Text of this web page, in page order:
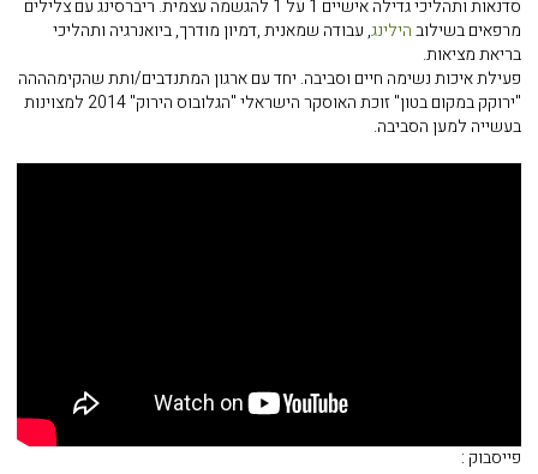
סדנאות ותהליכי גדילה אישיים 1 על 1 להגשמה עצמית. ריברסינג עם צלילים
מרפאים בשילובהילינג, עבודה שמאנית ,דמיון מודרך, ביואנרגיה ותהליכי
בריאת מציאות.
פעילת איכות נשימה חיים וסביבה. יחד עם ארגון המתנדבים/ותת שהקימהההה
"ירוקק במקום בטון" זוכת האוסקר הישראלי "הגלובוס הירוק" 2014 למצוינות
בעשייה למען הסביבה.
פייסבוק :